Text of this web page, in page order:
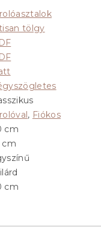
tölgy
, Fiókos
cm
cm
cm